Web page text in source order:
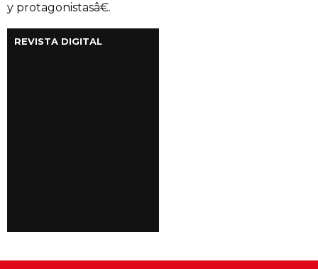
y protagonistasâ€.
REVISTA DIGITAL